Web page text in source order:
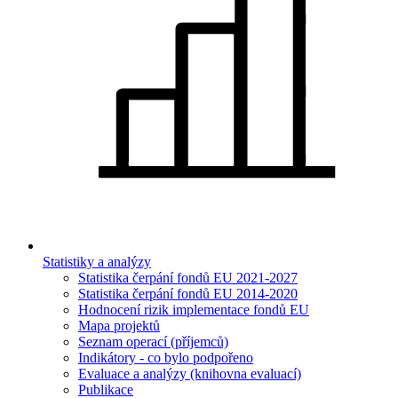
Statistiky a analýzy
Statistika čerpání fondů EU 2021-2027
Statistika čerpání fondů EU 2014-2020
Hodnocení rizik implementace fondů EU
Mapa projektů
Seznam operací (příjemců)
Indikátory - co bylo podpořeno
Evaluace a analýzy (knihovna evaluací)
Publikace